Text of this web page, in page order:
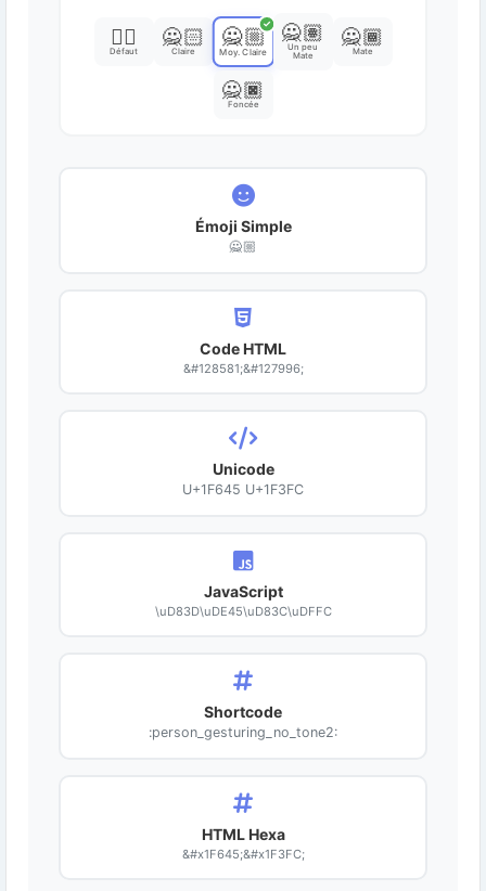
🙅‍♂️
Défaut
🙅🏻
Claire
✓
🙅🏼
Moy. Claire
🙅🏽
Un peu
Mate
🙅🏾
Mate
🙅🏿
Foncée
Émoji Simple
🙅🏼
Code HTML
&#128581;&#127996;
Unicode
U+1F645 U+1F3FC
JavaScript
\uD83D\uDE45\uD83C\uDFFC
Shortcode
:person_gesturing_no_tone2:
HTML Hexa
&#x1F645;&#x1F3FC;